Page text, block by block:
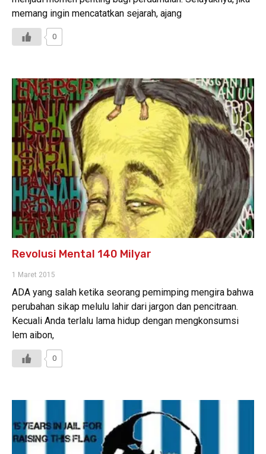
memang ingin mencatatkan sejarah, ajang
0
Revolusi Mental 140 Milyar
1 Maret 2015
ADA yang salah ketika seorang pemimping mengira bahwa
perubahan sikap melulu lahir dari jargon dan pencitraan.
Kecuali Anda terlalu lama hidup dengan mengkonsumsi
lem aibon,
0